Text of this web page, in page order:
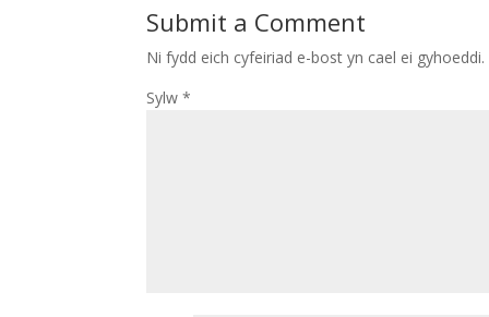
Submit a Comment
Ni fydd eich cyfeiriad e-bost yn cael ei gyhoeddi.
Sylw*